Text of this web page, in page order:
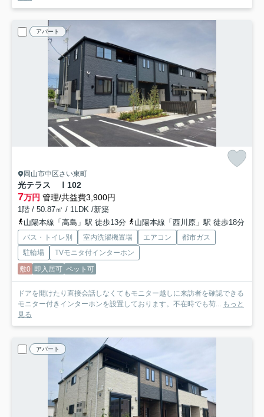
アパート
岡山市中区さい東町
光テラス Ⅰ 102
7万円 管理/共益費3,900円
1階 / 50.87㎡ / 1LDK /新築
山陽本線「高島」駅 徒歩13分
山陽本線「西川原」駅 徒歩18分
バス・トイレ別 室内洗濯機置場 エアコン
都市ガス
駐輪場
TVモニタ付インターホン
敷0 即入居可 ペット可
ドアを開けたり直接会話しなくてもモニター越しに来訪者を確認できる
モニター付きインターホンを設置しております。不在時でも荷... もっと
見る
アパート